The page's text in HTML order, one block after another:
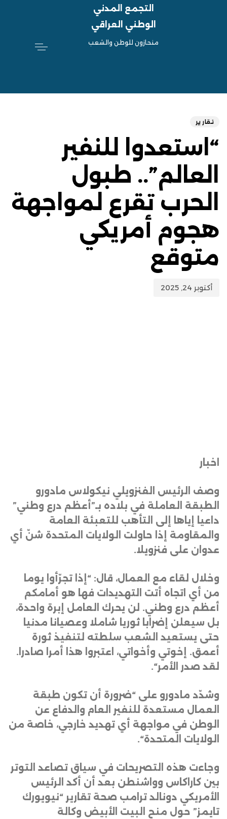
التجمع المدني
الوطني العراقي
منحازون للوطن والشعب
تقارير
“استعدوا للنفير
العالم”.. طبول
الحرب تقرع لمواجهة
هجوم أمريكي
متوقع
أكتوبر 24, 2025
اخبار
وصف الرئيس الفنزويلي نيكولاس مادورو
الطبقة العاملة في بلاده بـ”أعظم درع وطني”
داعيا إياها إلى التأهب للتعبئة العامة
والمقاومة إذا حاولت الولايات المتحدة شنّ أي
عدوان على فنزويلا.
وخلال لقاء مع العمال، قال: “إذا تجرّأوا يوما
من أي اتجاه أتت التهديدات فها هو أمامكم
أعظم درع وطني. لن يحرك العامل إبرة واحدة،
بل سيعلن إضرابا ثوريا شاملا وعصيانا مدنيا
حتى يستعيد الشعب سلطته لتنفيذ ثورة
أعمق. إخوتي وأخواتي، اعتبروا هذا أمرا صادرا.
لقد صدر الأمر“.
وشدّد مادورو على “ضرورة أن تكون طبقة
العمال مستعدة للنفير العام والدفاع عن
الوطن في مواجهة أي تهديد خارجي، خاصة من
الولايات المتحدة“.
وجاءت هذه التصريحات في سياق تصاعد التوتر
بين كاراكاس وواشنطن بعد أن أكد الرئيس
الأمريكي دونالد ترامب صحة تقارير “نيويورك
تايمز” حول منح البيت الأبيض وكالة